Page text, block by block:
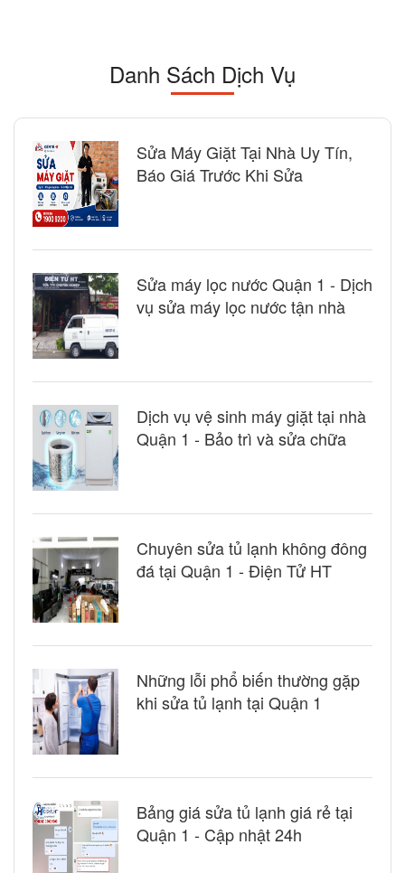
Danh Sách Dịch Vụ
Sửa Máy Giặt Tại Nhà Uy Tín,
Báo Giá Trước Khi Sửa
Sửa máy lọc nước Quận 1 - Dịch
vụ sửa máy lọc nước tận nhà
Dịch vụ vệ sinh máy giặt tại nhà
Quận 1 - Bảo trì và sửa chữa
Chuyên sửa tủ lạnh không đông
đá tại Quận 1 - Điện Tử HT
Những lỗi phổ biến thường gặp
khi sửa tủ lạnh tại Quận 1
Bảng giá sửa tủ lạnh giá rẻ tại
Quận 1 - Cập nhật 24h